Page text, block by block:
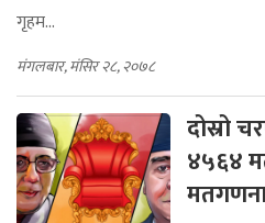
गृहम...
मंगलबार, मंसिर २८, २०७८
दोस्रो
४५६४